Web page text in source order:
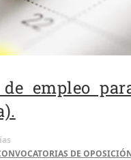
de empleo
DE